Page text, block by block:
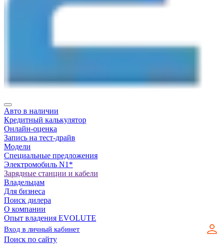
Авто в наличии
Кредитный калькулятор
Онлайн-оценка
Запись на тест-драйв
Модели
Специальные предложения
Электромобиль N1*
Зарядные станции и кабели
Владельцам
Для бизнеса
Поиск дилера
О компании
Опыт владения EVOLUTE
Поиск по сайту
Вход в личный кабинет